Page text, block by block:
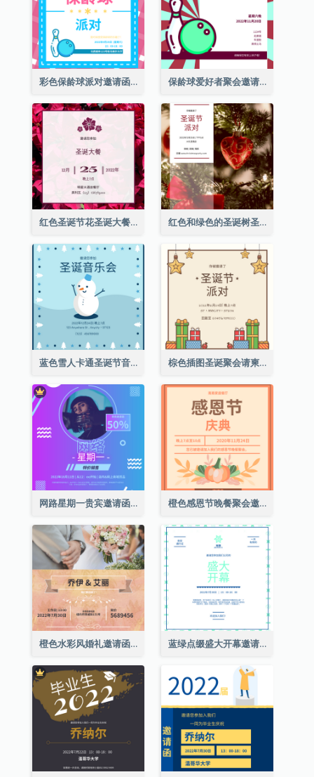
彩色保龄球派对邀请函 保龄球爱好者聚会邀请函
红色圣诞节花圣诞大餐请柬 红色和绿色的圣诞树圣诞派对邀请函
蓝色雪人卡通圣诞节音乐会邀请 棕色插图圣诞聚会请柬
网路星期一贵宾邀请函 橙色感恩节晚餐聚会邀请函
橙色水彩风婚礼邀请函 蓝绿点缀盛大开幕邀请函